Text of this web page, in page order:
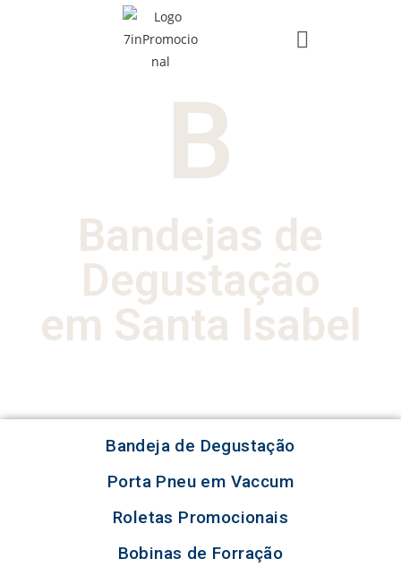
B
Bandejas de
Degustação
em Santa Isabel
Bandeja de Degustação
Porta Pneu em Vaccum
Roletas Promocionais
Bobinas de Forração